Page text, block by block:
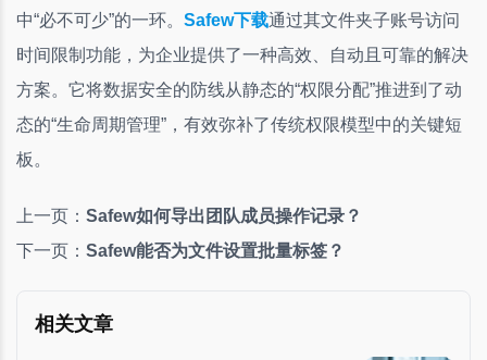
中“必不可少”的一环。 Safew下载通过其文件夹子账号访问
时间限制功能，为企业提供了一种高效、自动且可靠的解决
方案。它将数据安全的防线从静态的“权限分配”推进到了动
态的“生命周期管理”，有效弥补了传统权限模型中的关键短
板。
上一页： Safew如何导出团队成员操作记录？
下一页： Safew能否为文件设置批量标签？
相关文章